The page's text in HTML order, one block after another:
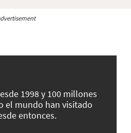
1998 y 100 millones
el mundo han visitado
entonces.